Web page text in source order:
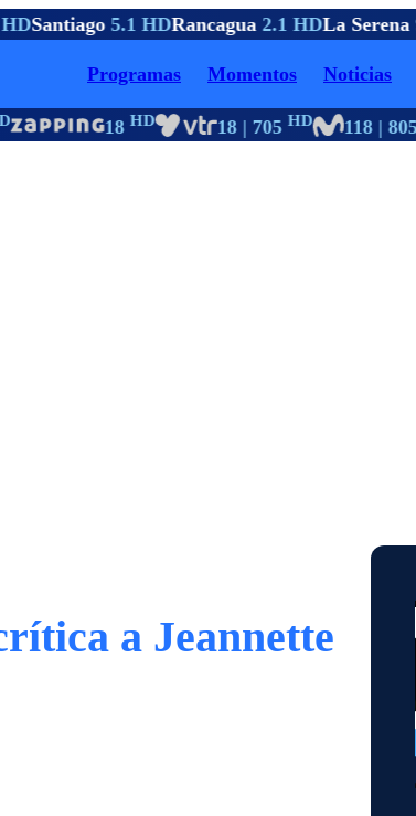
Santiago5.1 HDRancagua2.1 HDLa Serena
Programas Momentos Noticias
18HD 18 | 705HD 118 | 805
a Jeannette